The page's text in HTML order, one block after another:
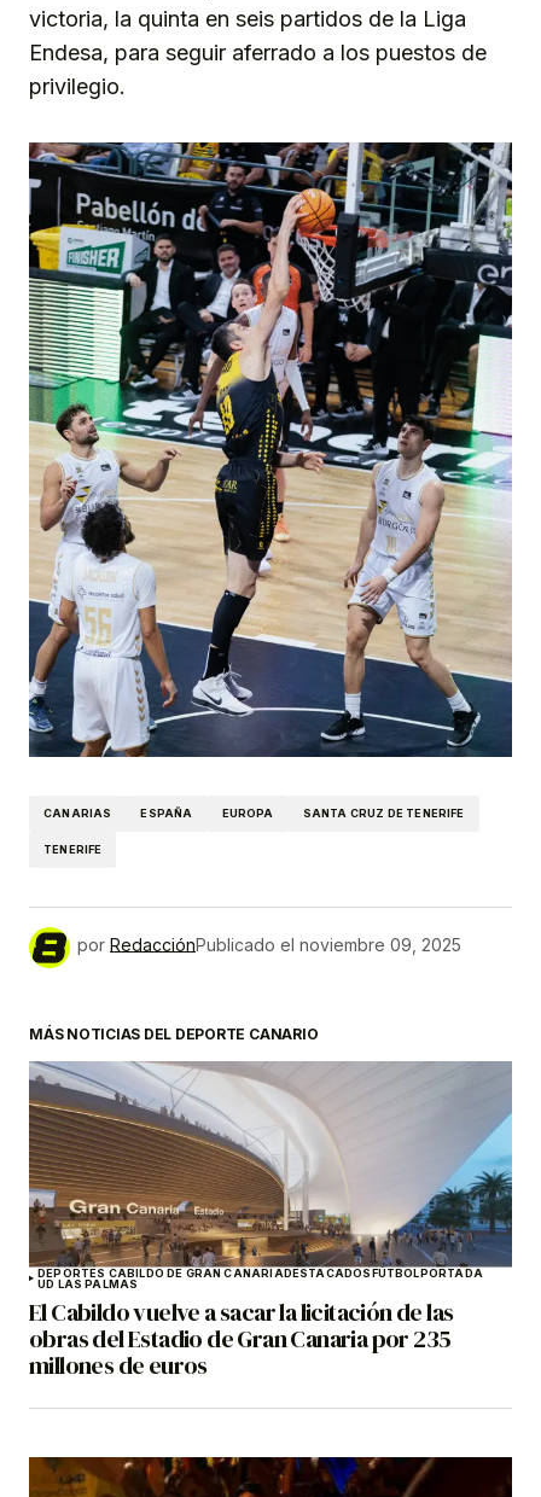
victoria, la quinta en seis partidos de la Liga
Endesa, para seguir aferrado a los puestos de
privilegio.
CANARIAS ESPAÑA EUROPA SANTA CRUZ DE TENERIFE
TENERIFE
por RedacciónPublicado el noviembre 09, 2025
MÁS NOTICIAS DEL DEPORTE CANARIO
DEPORTES CABILDO DE GRAN CANARIADESTACADOSFÚTBOLPORTADA
UD LAS PALMAS
El Cabildo vuelve a sacar la licitación de las
obras del Estadio de Gran Canaria por 235
millones de euros